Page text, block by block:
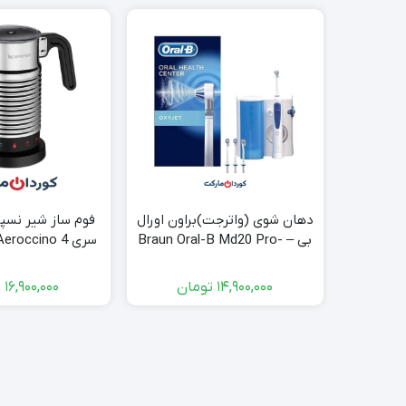
دهان شوی (واترجت)براون اورال
بی – Braun Oral-B Md20 Pro-
14,900,000 تومان
فوم ساز شیر
16,900,000